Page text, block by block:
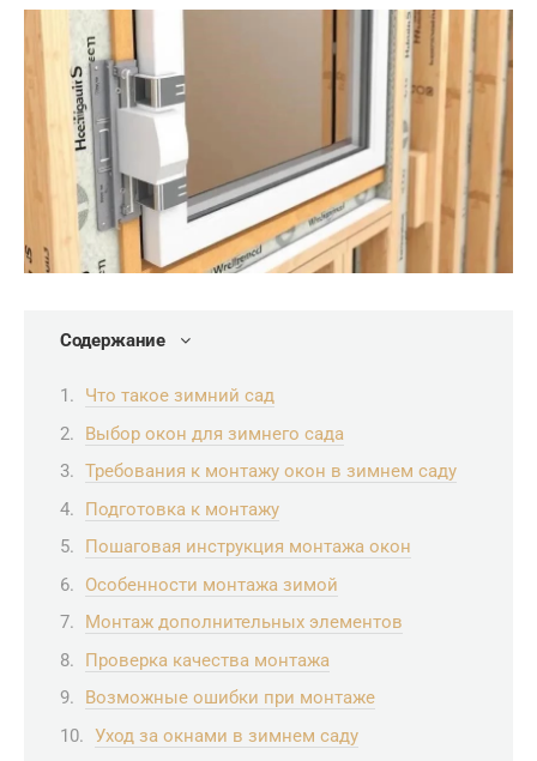
Содержание
Что такое зимний сад
Выбор окон для зимнего сада
Требования к монтажу окон в зимнем саду
Подготовка к монтажу
Пошаговая инструкция монтажа окон
Особенности монтажа зимой
Монтаж дополнительных элементов
Проверка качества монтажа
Возможные ошибки при монтаже
Уход за окнами в зимнем саду